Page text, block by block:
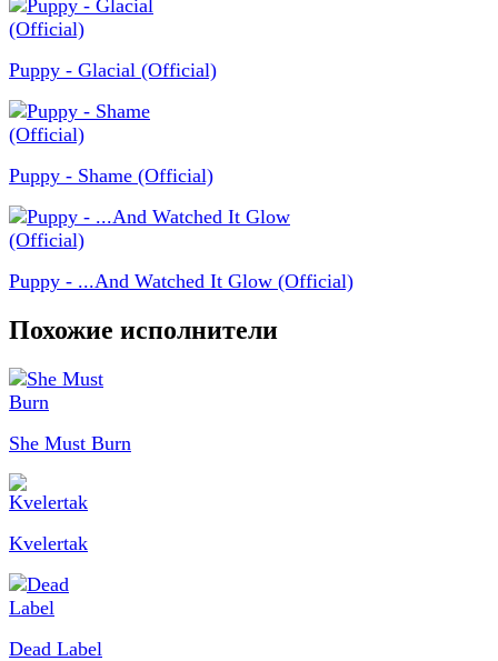
Puppy - Glacial (Official)
Puppy - Shame (Official)
Puppy - ...And Watched It Glow (Official)
Похожие исполнители
She Must Burn
Kvelertak
Dead Label